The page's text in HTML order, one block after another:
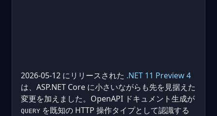
2026-05-12 にリリースされた .NET 11 Preview 4
は、ASP.NET Core に小さいながらも先を見据えた
変更を加えました。OpenAPI ドキュメント生成が
QUERY を既知の HTTP 操作タイプとして認識する